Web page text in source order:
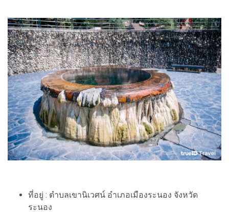
ที่อยู่ : ตำบลเขานิเวศน์ อำเภอเมืองระนอง จังหวัด
ระนอง